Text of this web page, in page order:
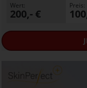
Wert:
200,- €
Preis: